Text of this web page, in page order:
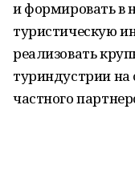
и формировать в
туристическую
реализовать
туриндустрии на
частного